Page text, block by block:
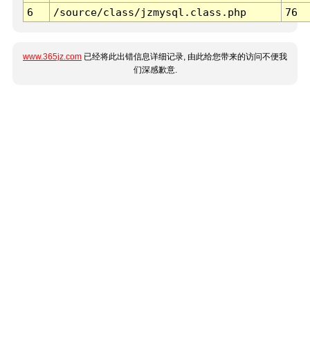
6
/source/class/jzmysql.class.php 76
www.365jz.com 已经将此出错信息详细记录, 由此给您带来的访问不便我
们深感歉意.